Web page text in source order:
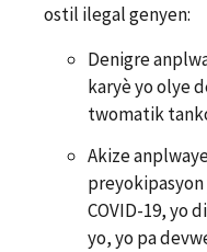
ostil ilegal genyen:
Denigre
karyè yo olye
twomatik
Akize
COVID-19, yo
yo, yo pa